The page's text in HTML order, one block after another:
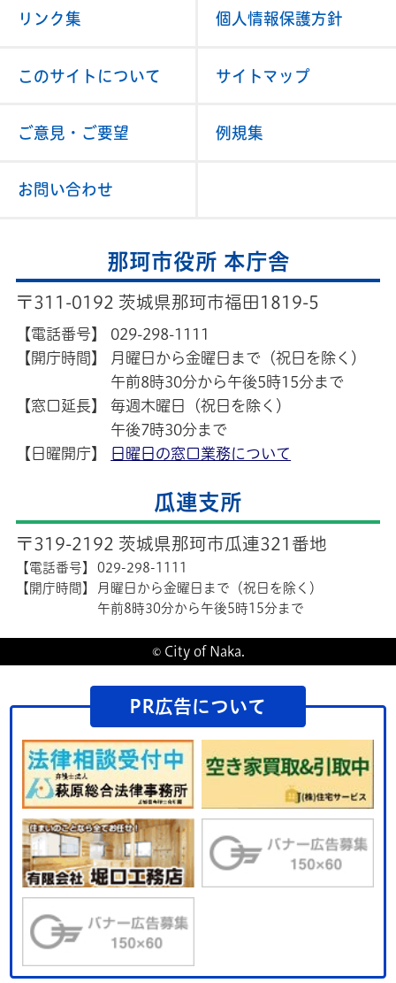
リンク集 個人情報保護方針
このサイトについて サイトマップ
ご意見・ご要望 例規集
お問い合わせ
那珂市役所 本庁舎
〒311-0192 茨城県那珂市福田1819-5
【電話番号】
029-298-1111
【開庁時間】
月曜日から金曜日まで（祝日を除く）
午前8時30分から午後5時15分まで
【窓口延長】
毎週木曜日（祝日を除く）
午後7時30分まで
【日曜開庁】
日曜日の窓口業務について
瓜連支所
〒319-2192 茨城県那珂市瓜連321番地
【電話番号】
029-298-1111
【開庁時間】
月曜日から金曜日まで（祝日を除く）
午前8時30分から午後5時15分まで
© City of Naka.
PR広告について